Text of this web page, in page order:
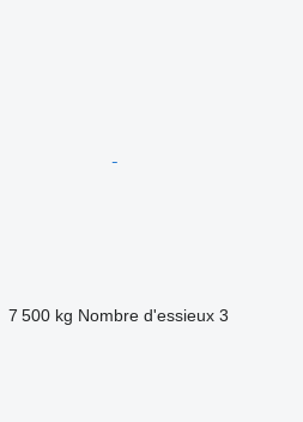
7 500 kg Nombre d'essieux 3